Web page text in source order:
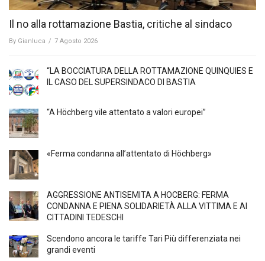
Il no alla rottamazione Bastia, critiche al sindaco
By Gianluca / 7 Agosto 2026
“LA BOCCIATURA DELLA ROTTAMAZIONE QUINQUIES E
IL CASO DEL SUPERSINDACO DI BASTIA
“A Höchberg vile attentato a valori europei”
«Ferma condanna all’attentato di Höchberg»
AGGRESSIONE ANTISEMITA A HÖCBERG: FERMA
CONDANNA E PIENA SOLIDARIETÀ ALLA VITTIMA E AI
CITTADINI TEDESCHI
Scendono ancora le tariffe Tari Più differenziata nei
grandi eventi